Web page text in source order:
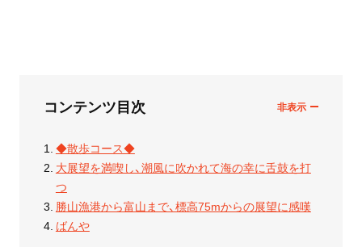
コンテンツ目次
◆散歩コース◆
大展望を満喫し、潮風に吹かれて海の幸に舌鼓を打
つ
勝山漁港から富山まで、標高75mからの展望に感嘆
ばんや